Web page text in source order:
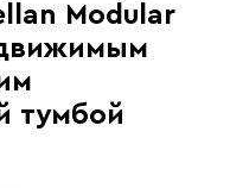
Modular
тумбой